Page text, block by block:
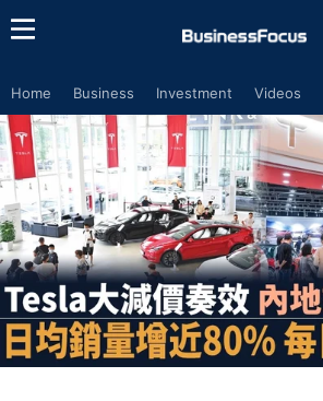
Home Business Investment Videos